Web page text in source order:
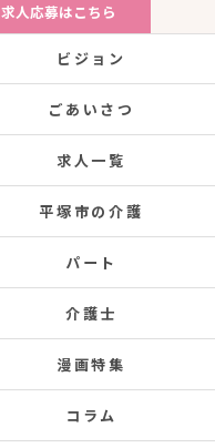
求人応募はこちら
ビジョン
ごあいさつ
求人一覧
平塚市の介護
パート
介護士
漫画特集
コラム